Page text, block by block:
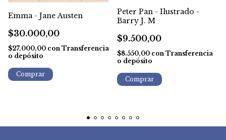
Emma - Jane Austen
$30.000,00
$27.000,00 con Transferencia
o depósito
Peter Pan - Ilustrado -
Barry J. M
$9.500,00
$8.550,00 con Transferencia
o depósito